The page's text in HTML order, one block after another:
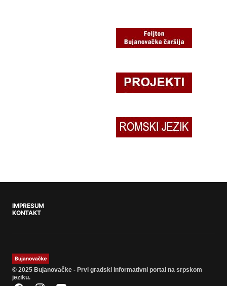
IMPRESUM
KONTAKT
© 2025 Bujanovačke - Prvi gradski informativni portal na srpskom
jeziku.